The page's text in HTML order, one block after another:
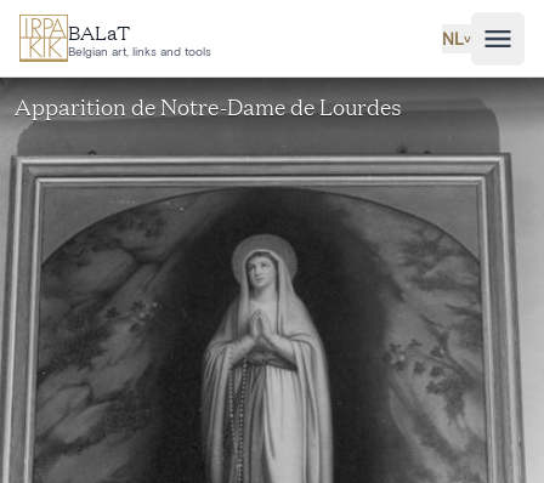
Ga naar hoofdinhoud
BALaT
Belgian art, links and tools
NL˅
Apparition de Notre-Dame de Lourdes